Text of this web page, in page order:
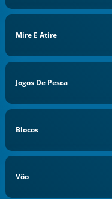
Mire E Atire
Jogos De Pesca
Blocos
Vôo